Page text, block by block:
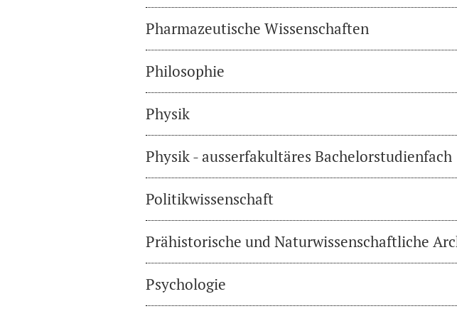
Pharmazeutische Wissenschaften
Philosophie
Physik
Physik - ausserfakultäres Bachelorstudienfach
Politikwissenschaft
Prähistorische und Naturwissenschaftliche
Psychologie